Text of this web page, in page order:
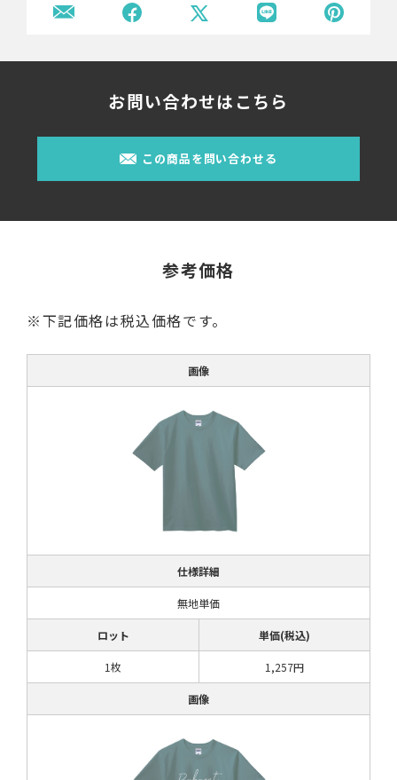
お問い合わせはこちら
この商品を問い合わせる
参考価格
※下記価格は税込価格です。
画像
仕様詳細
無地単価
ロット 単価(税込)
1枚 1,257円
画像